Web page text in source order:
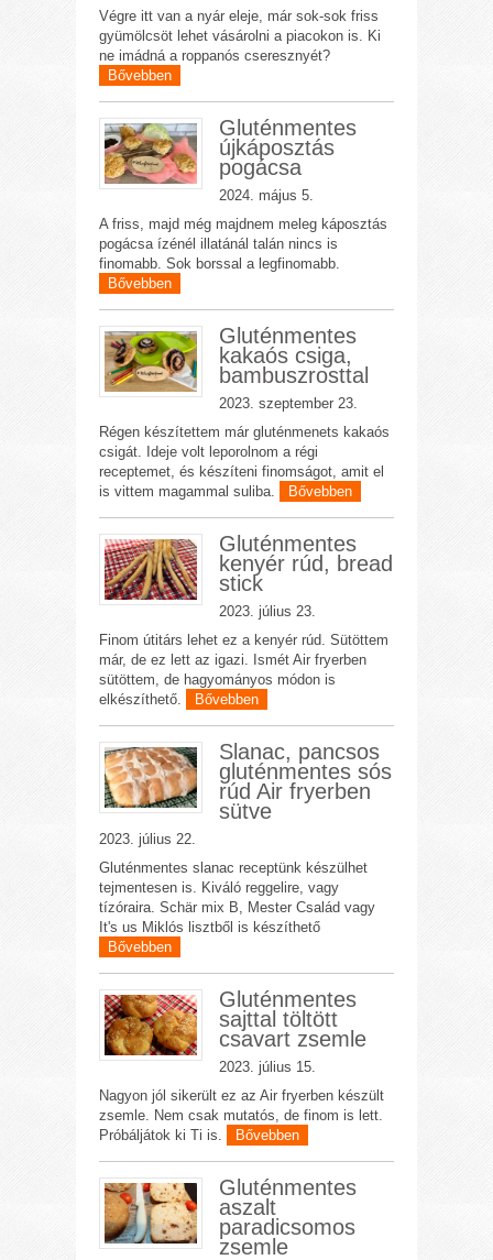
Végre itt van a nyár eleje, már sok-sok friss
gyümölcsöt lehet vásárolni a piacokon is. Ki
ne imádná a roppanós cseresznyét?
Bővebben
Gluténmentes
újkáposztás
pogácsa
2024. május 5.
A friss, majd még majdnem meleg káposztás
pogácsa ízénél illatánál talán nincs is
finomabb. Sok borssal a legfinomabb.
Bővebben
Gluténmentes
kakaós csiga,
bambuszrosttal
2023. szeptember 23.
Régen készítettem már gluténmenets kakaós
csigát. Ideje volt leporolnom a régi
receptemet, és készíteni finomságot, amit el
is vittem magammal suliba.
Bővebben
Gluténmentes
kenyér rúd, bread
stick
2023. július 23.
Finom útitárs lehet ez a kenyér rúd. Sütöttem
már, de ez lett az igazi. Ismét Air fryerben
sütöttem, de hagyományos módon is
elkészíthető.
Bővebben
Slanac, pancsos
gluténmentes sós
rúd Air fryerben
sütve
2023. július 22.
Gluténmentes slanac receptünk készülhet
tejmentesen is. Kiváló reggelire, vagy
tízóraira. Schär mix B, Mester Család vagy
It's us Miklós lisztből is készíthető
Bővebben
Gluténmentes
sajttal töltött
csavart zsemle
2023. július 15.
Nagyon jól sikerült ez az Air fryerben készült
zsemle. Nem csak mutatós, de finom is lett.
Próbáljátok ki Ti is.
Bővebben
Gluténmentes
aszalt
paradicsomos
zsemle